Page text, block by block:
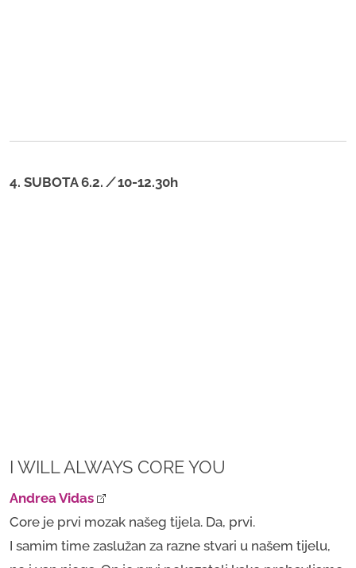
4. SUBOTA 6.2. /10-12.30h
I WILL ALWAYS CORE YOU
Andrea Vidas
Core je prvi mozak našeg tijela. Da, prvi.
I samim time zaslužan za razne stvari u našem tijelu,